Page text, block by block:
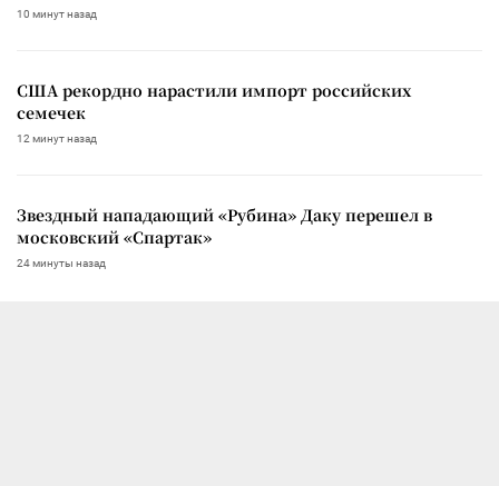
10 минут назад
США рекордно нарастили импорт российских
семечек
12 минут назад
Звездный нападающий «Рубина» Даку перешел в
московский «Спартак»
24 минуты назад